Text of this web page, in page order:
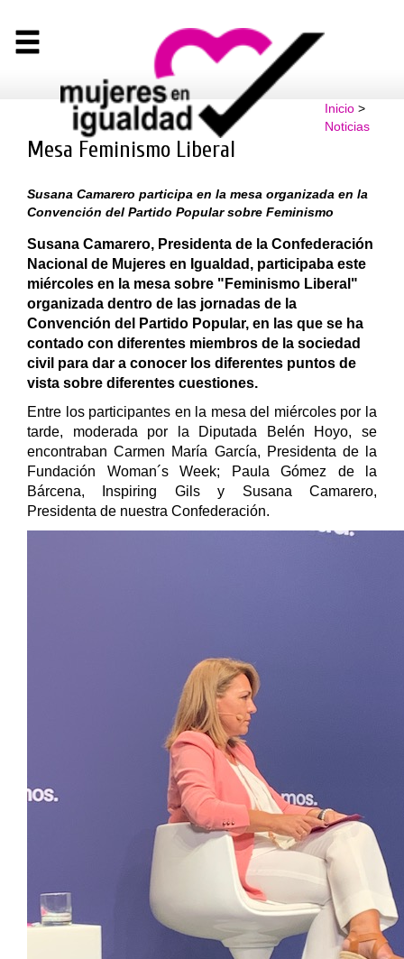
Inicio>
Noticias
Mesa Feminismo Liberal
Susana Camarero participa en la mesa organizada en la
Convención del Partido Popular sobre Feminismo
Susana Camarero, Presidenta de la Confederación
Nacional de Mujeres en Igualdad, participaba este
miércoles en la mesa sobre "Feminismo Liberal"
organizada dentro de las jornadas de la
Convención del Partido Popular, en las que se ha
contado con diferentes miembros de la sociedad
civil para dar a conocer los diferentes puntos de
vista sobre diferentes cuestiones.
Entre los participantes en la mesa del miércoles por la
tarde, moderada por la Diputada Belén Hoyo, se
encontraban Carmen María García, Presidenta de la
Fundación Woman´s Week; Paula Gómez de la
Bárcena, Inspiring Gils y Susana Camarero,
Presidenta de nuestra Confederación.